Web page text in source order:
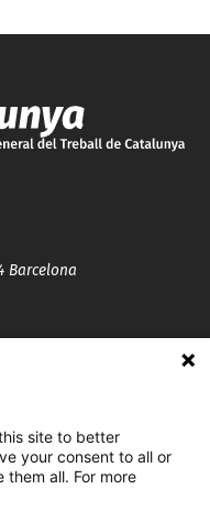
Barcelona
site to better
your consent to all or
them all. For more